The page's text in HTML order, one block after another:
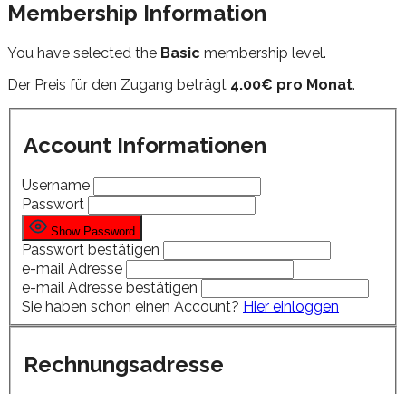
Membership Information
You have selected the Basic membership level.
Der Preis für den Zugang beträgt 4.00€ pro Monat.
Account Informationen
Username
Passwort
Show Password
Passwort bestätigen
e-mail Adresse
e-mail Adresse bestätigen
Sie haben schon einen Account? Hier einloggen
Rechnungsadresse